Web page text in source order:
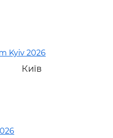
Kyiv 2026
Київ